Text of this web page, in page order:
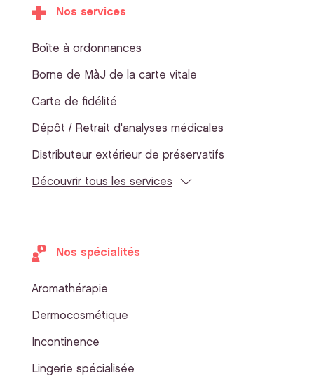
Nos services
Boîte à ordonnances
Borne de MàJ de la carte vitale
Carte de fidélité
Dépôt / Retrait d'analyses médicales
Distributeur extérieur de préservatifs
Découvrir tous les services
Nos spécialités
Aromathérapie
Dermocosmétique
Incontinence
Lingerie spécialisée